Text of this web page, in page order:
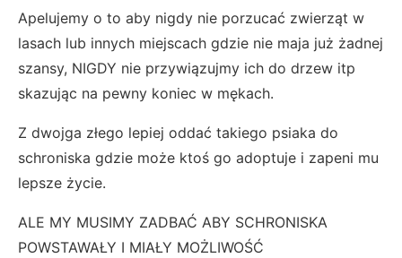
Apelujemy o to aby nigdy nie porzucać zwierząt w
lasach lub innych miejscach gdzie nie maja już żadnej
szansy, NIGDY nie przywiązujmy ich do drzew itp
skazując na pewny koniec w mękach.
Z dwojga złego lepiej oddać takiego psiaka do
schroniska gdzie może ktoś go adoptuje i zapeni mu
lepsze życie.
ALE MY MUSIMY ZADBAĆ ABY SCHRONISKA
POWSTAWAŁY I MIAŁY MOŻLIWOŚĆ